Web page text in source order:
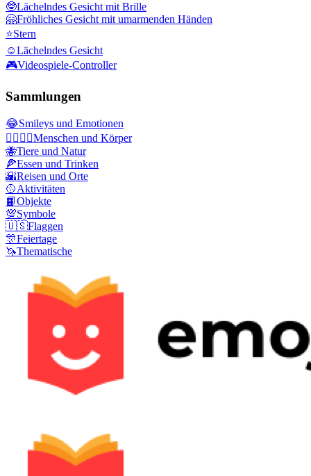
🤓Lächelndes Gesicht mit Brille
🤗Fröhliches Gesicht mit umarmenden Händen
⭐Stern
☺️Lächelndes Gesicht
🎮Videospiele-Controller
Sammlungen
😂Smileys und Emotionen
👩‍❤️‍💋‍👨Menschen und Körper
🐝Tiere und Natur
🍕Essen und Trinken
🌇Reisen und Orte
🥎Aktivitäten
📙Objekte
💯Symbole
🇺🇸Flaggen
🎊Feiertage
🦄Thematische